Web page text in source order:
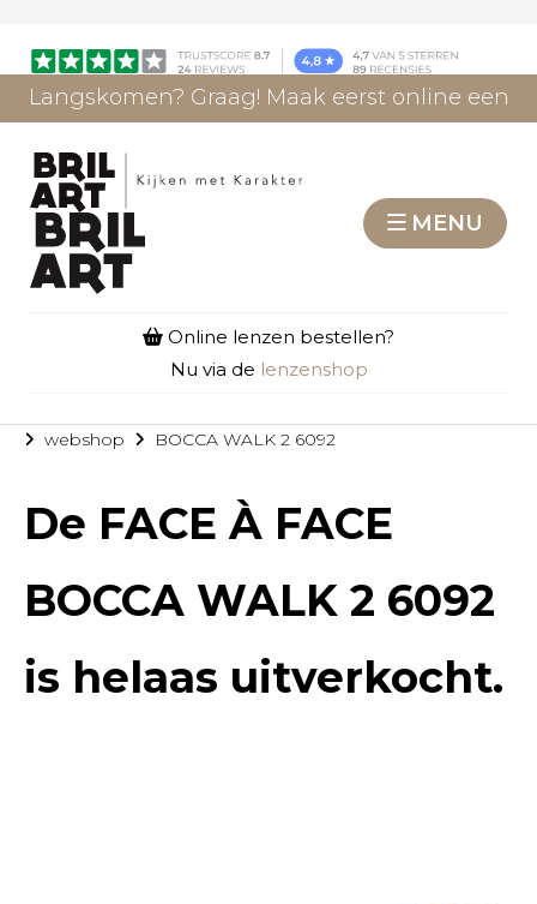
Langskomen? Graag! Maak eerst online een
MENU
Online lenzen bestellen?
Nu via de lenzenshop
webshop BOCCA WALK 2 6092
De FACE À FACE
BOCCA WALK 2 6092
is helaas uitverkocht.